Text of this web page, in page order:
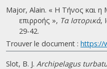
Major, Alain. « Η Τήνος και η
επιρροής », Τα Ιστορικά,
29-42.
Trouver le document : https://
Slot, B. J. Archipelagus